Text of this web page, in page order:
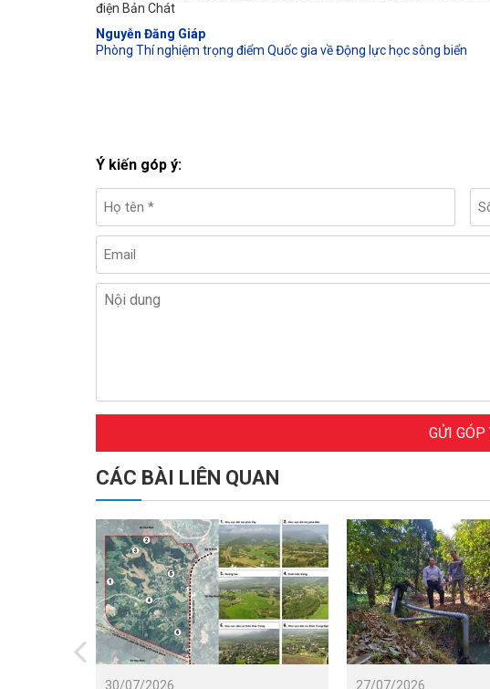
điện Bản Chát
Nguyễn Đăng Giáp
Phòng Thí nghiệm trọng điểm Quốc gia về Động lực học sông biển
Ý kiến góp ý:
GỬI GÓP
CÁC BÀI LIÊN QUAN
30/07/2026 27/07/2026